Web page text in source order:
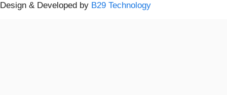
Design & Developed by B29 Technology